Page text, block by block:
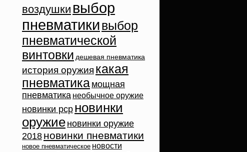
воздушки выбор
пневматикивыбор
пневматической
винтовки дешевая пневматика
история оружия какая
пневматика мощная
пневматика необычное оружие
новинки pcp новинки
оружие новинки оружие
2018 новинки пневматики
новое пневматическое новости